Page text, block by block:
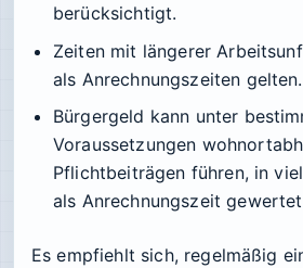
berücksichtigt.
Zeiten mit längerer
als Anrechnungszeiten gelten.
Bürgergeld kann unter
Voraussetzungen
Pflichtbeiträgen führen, in
als Anrechnungszeit
Es empfiehlt sich, regelmäßig